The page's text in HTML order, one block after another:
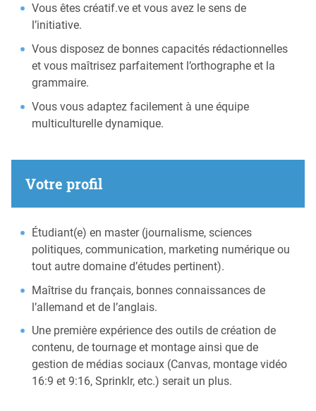
Vous êtes créatif.ve et vous avez le sens de
l’initiative.
Vous disposez de bonnes capacités rédactionnelles
et vous maîtrisez parfaitement l’orthographe et la
grammaire.
Vous vous adaptez facilement à une équipe
multiculturelle dynamique.
Votre profil
Étudiant(e) en master (journalisme, sciences
politiques, communication, marketing numérique ou
tout autre domaine d’études pertinent).
Maîtrise du français, bonnes connaissances de
l’allemand et de l’anglais.
Une première expérience des outils de création de
contenu, de tournage et montage ainsi que de
gestion de médias sociaux (Canvas, montage vidéo
16:9 et 9:16, Sprinklr, etc.) serait un plus.